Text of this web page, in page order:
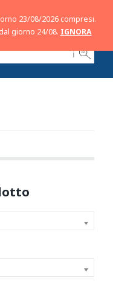
ℹ
23/08/2026 compresi.
giorno 24/08. IGNORA